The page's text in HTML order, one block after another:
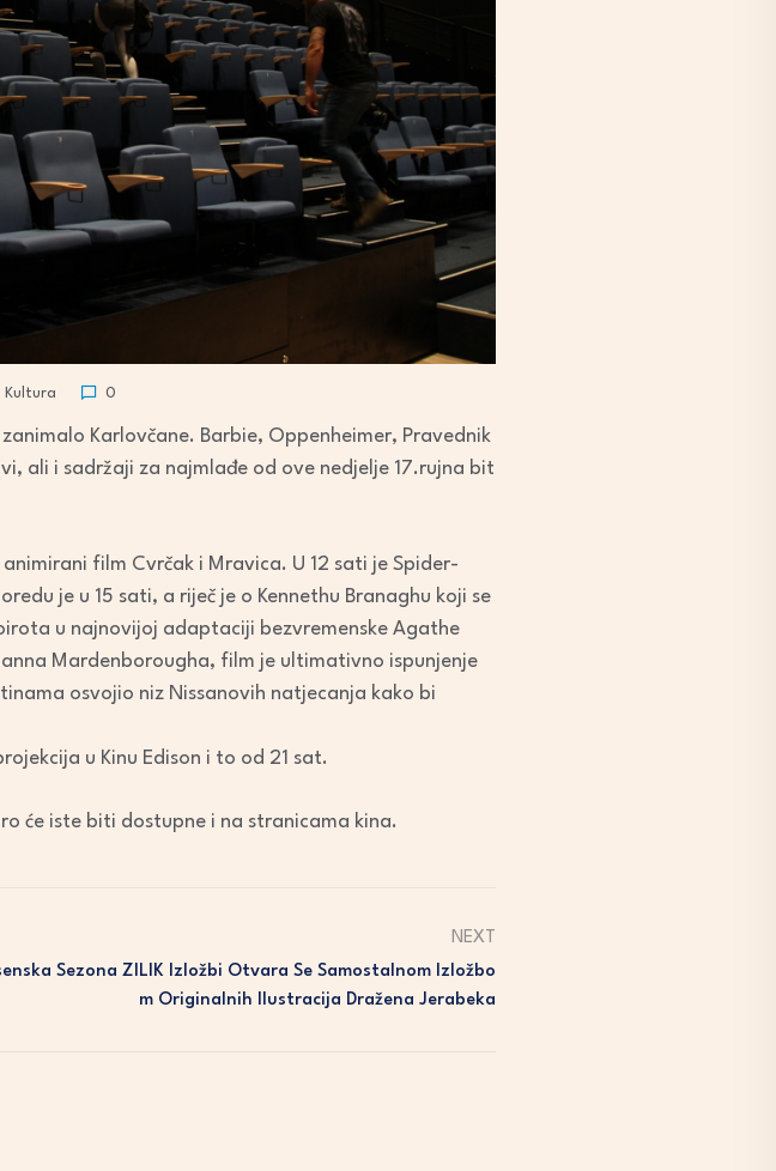
Kultura 0
Karlovčane. Barbie, Oppenheimer, Pravednik
ali i sadržaji za najmlađe od ove nedjelje 17.rujna bit
film Cvrčak i Mravica. U 12 sati je Spider-
je u 15 sati, a riječ je o Kennethu Branaghu koji se
u najnovijoj adaptaciji bezvremenske Agathe
Mardenborougha, film je ultimativno ispunjenje
osvojio niz Nissanovih natjecanja kako bi
u Kinu Edison i to od 21 sat.
će iste biti dostupne i na stranicama kina.
NEXT
Sezona ZILIK Izložbi Otvara Se Samostalnom Izložbo
M Originalnih Ilustracija Dražena Jerabeka